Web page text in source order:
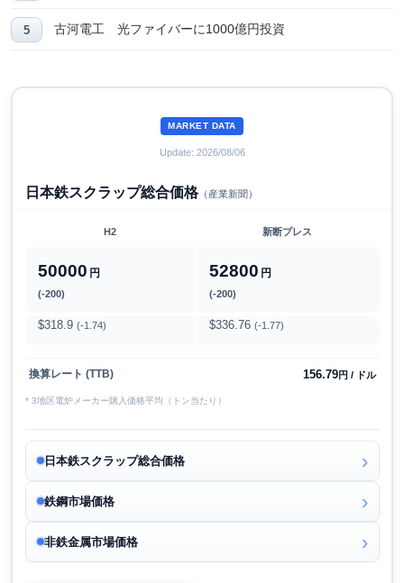
古河電工 光ファイバーに1000億円投資
MARKET DATA
Update: 2026/08/06
日本鉄スクラップ総合価格（産業新聞）
H2 新断プレス
50000 円
(-200)
52800 円
(-200)
$318.9 (-1.74) $336.76 (-1.77)
換算レート (TTB) 156.79円 / ドル
* 3地区電炉メーカー購入価格平均（トン当たり）
日本鉄スクラップ総合価格
鉄鋼市場価格
非鉄金属市場価格